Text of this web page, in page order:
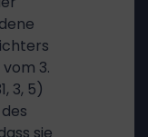
3.
3, 5)